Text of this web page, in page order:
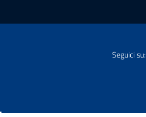
Seguici su: